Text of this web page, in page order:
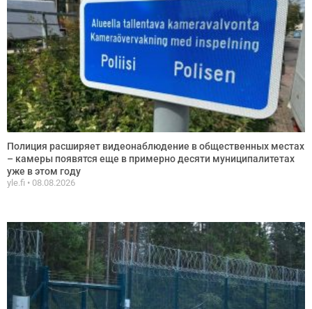
Полиция расширяет видеонаблюдение в общественных местах
– камеры появятся еще в примерно десяти муниципалитетах
уже в этом году
yle.fi 08.08.2026